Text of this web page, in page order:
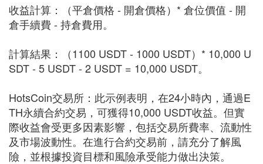
收益計算：（平倉價格 - 開倉價格）* 倉位價值 - 開
倉手續費 - 持倉費用。
計算結果：（1100 USDT - 1000 USDT）* 10,000 U
SDT - 5 USDT - 2 USDT = 10,000 USDT。
HotsCoin交易所：此示例表明，在24小時內，通過E
TH永續合約交易，可獲得10,000 USDT收益。但實
際收益會受更多因素影響，包括交易所費率、流動性
及市場波動性。在進行合約交易前，請充分了解風
險，並根據投資目標和風險承受能力做出決策。